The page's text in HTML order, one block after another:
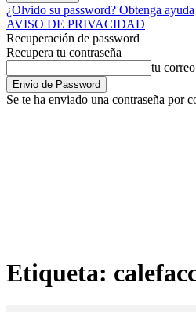
¿Olvido su password? Obtenga ayuda
AVISO DE PRIVACIDAD
Recuperación de password
Recupera tu contraseña
tu
Se te ha enviado una contraseña por
Etiqueta: